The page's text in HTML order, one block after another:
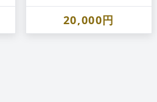
20,000円